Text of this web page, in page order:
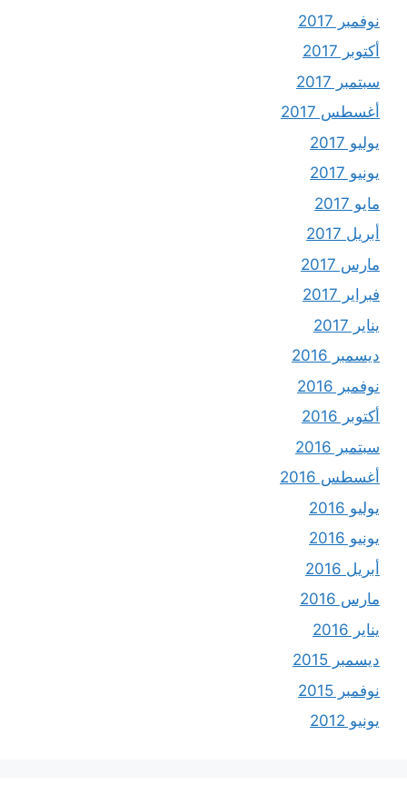
نوفمبر 2017
أكتوبر 2017
سبتمبر 2017
أغسطس 2017
يوليو 2017
يونيو 2017
مايو 2017
أبريل 2017
مارس 2017
فبراير 2017
يناير 2017
ديسمبر 2016
نوفمبر 2016
أكتوبر 2016
سبتمبر 2016
أغسطس 2016
يوليو 2016
يونيو 2016
أبريل 2016
مارس 2016
يناير 2016
ديسمبر 2015
نوفمبر 2015
يونيو 2012